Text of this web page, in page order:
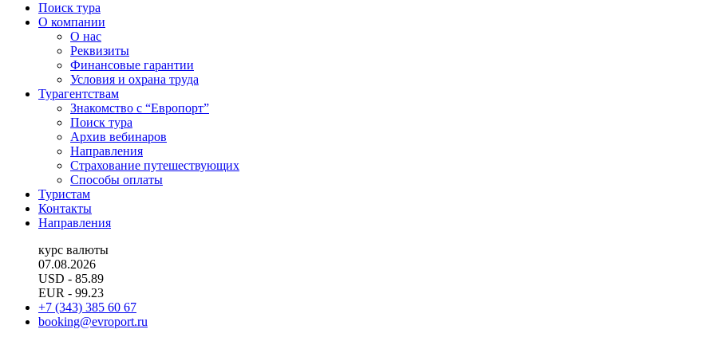
Поиск тура
О компании
О нас
Реквизиты
Финансовые гарантии
Условия и охрана труда
Турагентствам
Знакомство с “Европорт”
Поиск тура
Архив вебинаров
Направления
Страхование путешествующих
Способы оплаты
Туристам
Контакты
Направления
курс валюты
07.08.2026
USD - 85.89
EUR - 99.23
+7 (343) 385 60 67
booking@evroport.ru